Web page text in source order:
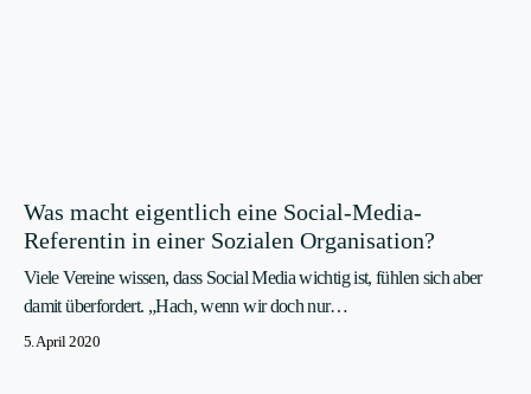
Was macht eigentlich eine Social-Media-
Referentin in einer Sozialen Organisation?
Viele Vereine wissen, dass Social Media wichtig ist, fühlen sich aber
damit überfordert. „Hach, wenn wir doch nur…
5. April 2020